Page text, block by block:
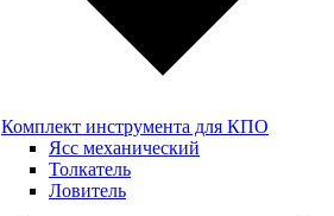
Комплект инструмента для КПО
Ясс механический
Толкатель
Ловитель